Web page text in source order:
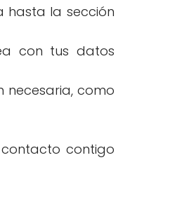
hasta la sección
con tus datos
necesaria, como
contigo